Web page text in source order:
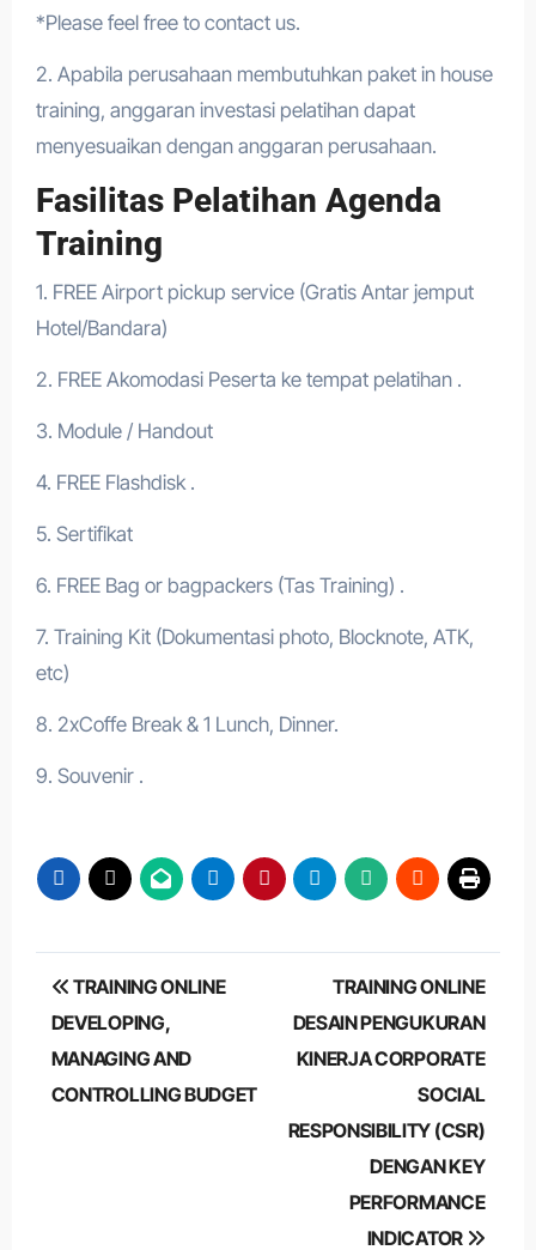
*Please feel free to contact us.
2. Apabila perusahaan membutuhkan paket in house
training, anggaran investasi pelatihan dapat
menyesuaikan dengan anggaran perusahaan.
Fasilitas Pelatihan Agenda
Training
1. FREE Airport pickup service (Gratis Antar jemput
Hotel/Bandara)
2. FREE Akomodasi Peserta ke tempat pelatihan .
3. Module / Handout
4. FREE Flashdisk .
5. Sertifikat
6. FREE Bag or bagpackers (Tas Training) .
7. Training Kit (Dokumentasi photo, Blocknote, ATK,
etc)
8. 2xCoffe Break & 1 Lunch, Dinner.
9. Souvenir .
Post
navigation
TRAINING ONLINE
DEVELOPING,
MANAGING AND
CONTROLLING BUDGET
TRAINING ONLINE
DESAIN PENGUKURAN
KINERJA CORPORATE
SOCIAL
RESPONSIBILITY (CSR)
DENGAN KEY
PERFORMANCE
INDICATOR